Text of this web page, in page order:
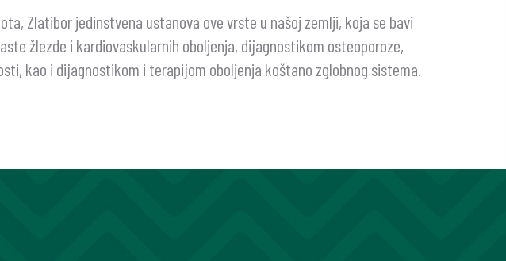
Zlatibor jedinstvena ustanova ove vrste u našoj zemlji, koja se bavi
žlezde i kardiovaskularnih oboljenja, dijagnostikom osteoporoze,
kao i dijagnostikom i terapijom oboljenja koštano zglobnog sistema.